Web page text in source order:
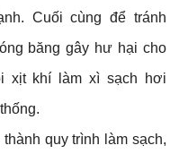
Cuối cùng để tránh
băng gây hư hại cho
xịt khí làm xì sạch hơi
quy trình làm sạch,